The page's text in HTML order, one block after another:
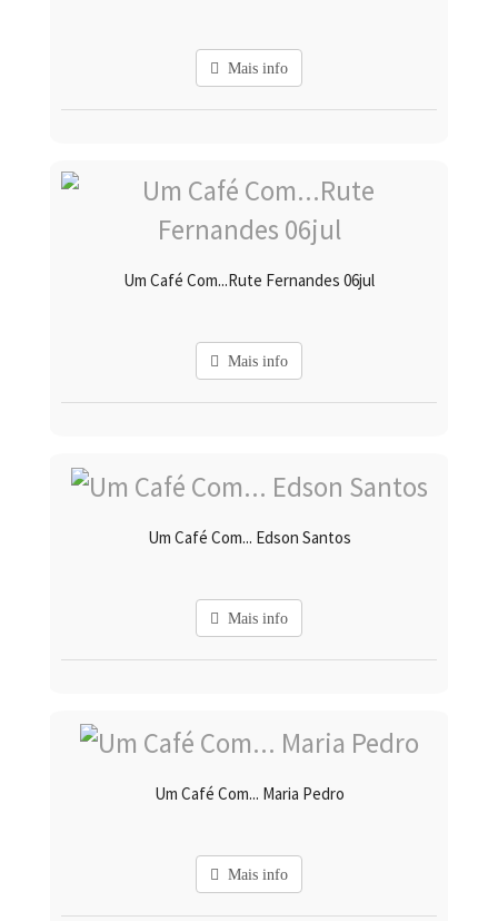
Mais info
Um Café Com...Rute Fernandes 06jul
Mais info
Um Café Com... Edson Santos
Mais info
Um Café Com... Maria Pedro
Mais info